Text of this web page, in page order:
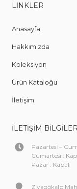
LINKLER
Anasayfa
Hakkımızda
Koleksiyon
Ürün Kataloğu
İletişim
İLETIŞIM
Pazartesi –
Cumartesi :
Pazar : Kapalı
Ziyagökalp